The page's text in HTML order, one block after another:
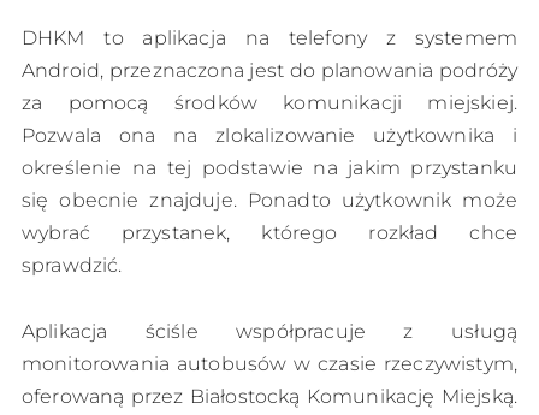
DHKM to aplikacja na telefony z systemem
Android, przeznaczona jest do planowania podróży
za pomocą środków komunikacji miejskiej.
Pozwala ona na zlokalizowanie użytkownika i
określenie na tej podstawie na jakim przystanku
się obecnie znajduje. Ponadto użytkownik może
wybrać przystanek, którego rozkład chce
sprawdzić.
Aplikacja ściśle współpracuje z usługą
monitorowania autobusów w czasie rzeczywistym,
oferowaną przez Białostocką Komunikację Miejską.